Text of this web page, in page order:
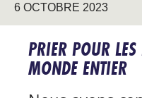
6 OCTOBRE 2023
PRIER POUR
MONDE ENTIER